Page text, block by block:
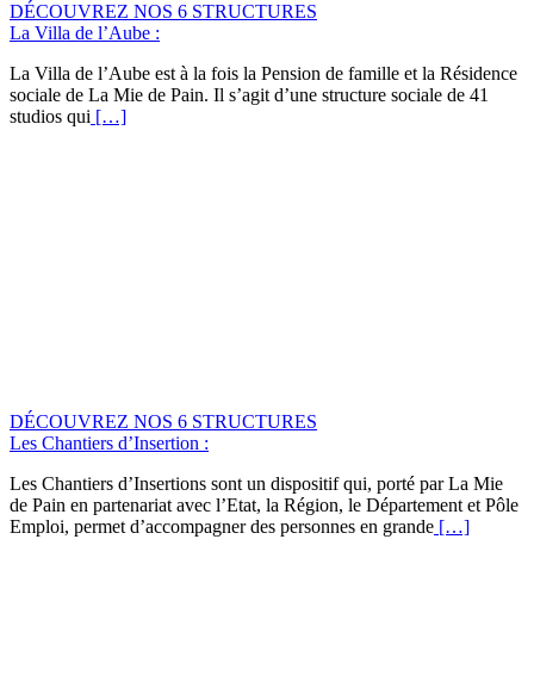
DÉCOUVREZ NOS 6 STRUCTURES
La Villa de l’Aube :
La Villa de l’Aube est à la fois la Pension de famille et la Résidence
sociale de La Mie de Pain. Il s’agit d’une structure sociale de 41
studios qui […]
DÉCOUVREZ NOS 6 STRUCTURES
Les Chantiers d’Insertion :
Les Chantiers d’Insertions sont un dispositif qui, porté par La Mie
de Pain en partenariat avec l’Etat, la Région, le Département et Pôle
Emploi, permet d’accompagner des personnes en grande […]